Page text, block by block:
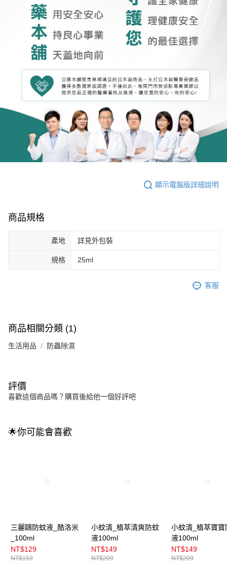
顯示電腦版詳細說明
商品規格
產地 詳見外包裝
規格 25ml
客服
商品相關分類 (1)
生活用品 防蟲除濕
評價
喜歡這個商品嗎？購買後給他一個好評吧
🌟你可能會喜歡
三麗鷗防蚊液_酷洛米
_100ml
NT$129
NT$159
小蚊清_植萃清爽防蚊
液100ml
NT$149
NT$209
小蚊清_植萃寶寶
液100ml
NT$149
NT$209